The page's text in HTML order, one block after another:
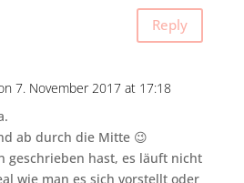
Reply
7. November 2017 at 17:18
ab durch die Mitte 😉
geschrieben hast, es läuft nicht
wie man es sich vorstellt oder